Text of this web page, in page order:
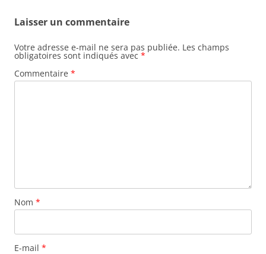
Laisser un commentaire
Votre adresse e-mail ne sera pas publiée. Les champs
obligatoires sont indiqués avec *
Commentaire *
Nom *
E-mail *